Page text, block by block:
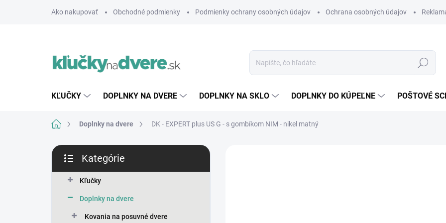
Ako nakupovať Obchodné podmienky Podmienky ochrany osobných údajov Ochrana osobných údajov
Hľadať
KĽUČKY DOPLNKY NA DVERE DOPLNKY NA SKLO DOPLNKY DO KÚPEĽNE POŠTOVÉ
DomovDoplnky na dvere DK - EXPERT plus US G - s gombíkom NIM - nikel matný
B
č
kategórie
Kategórie
Kľučky
Doplnky na dvere
Kovania na posuvné dvere